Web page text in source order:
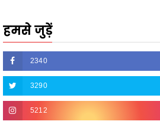
2340
3290
5212
R.O.NO. 13954/151 Advertisement Carousel